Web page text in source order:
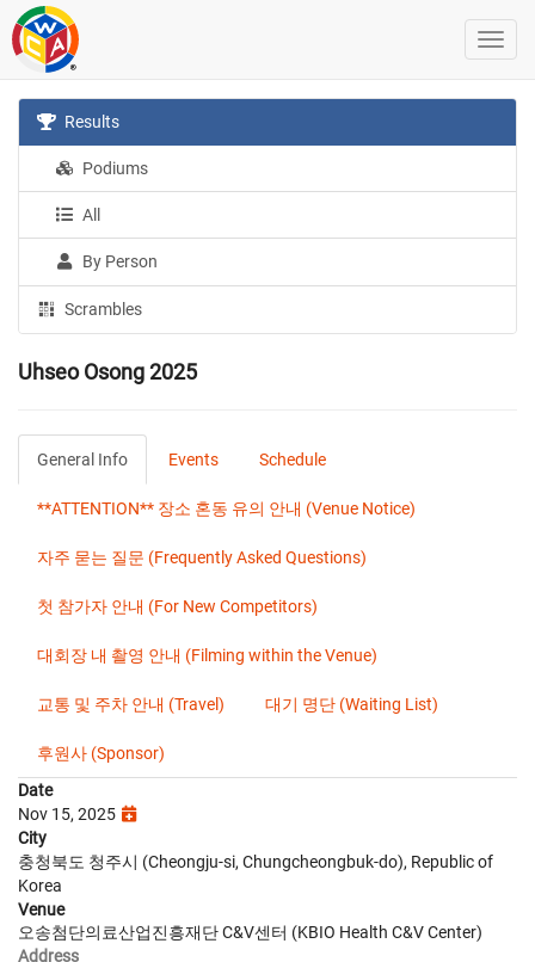
Results
Podiums
All
By Person
Scrambles
Uhseo Osong 2025
General Info Events Schedule
**ATTENTION** 장소 혼동 유의 안내 (Venue Notice)
자주 묻는 질문 (Frequently Asked Questions)
첫 참가자 안내 (For New Competitors)
대회장 내 촬영 안내 (Filming within the Venue)
교통 및 주차 안내 (Travel) 대기 명단 (Waiting List)
후원사 (Sponsor)
Date
Nov 15, 2025
City
충청북도 청주시 (Cheongju-si, Chungcheongbuk-do), Republic of
Korea
Venue
오송첨단의료산업진흥재단 C&V센터 (KBIO Health C&V Center)
Address